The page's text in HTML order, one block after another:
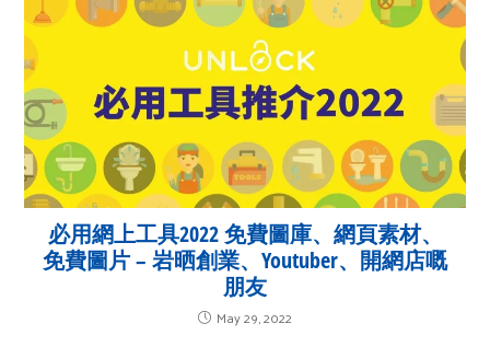
必用網上工具2022 免費圖庫、網頁素材、
免費圖片 – 岩晒創業、Youtuber、開網店嘅
朋友
May 29, 2022